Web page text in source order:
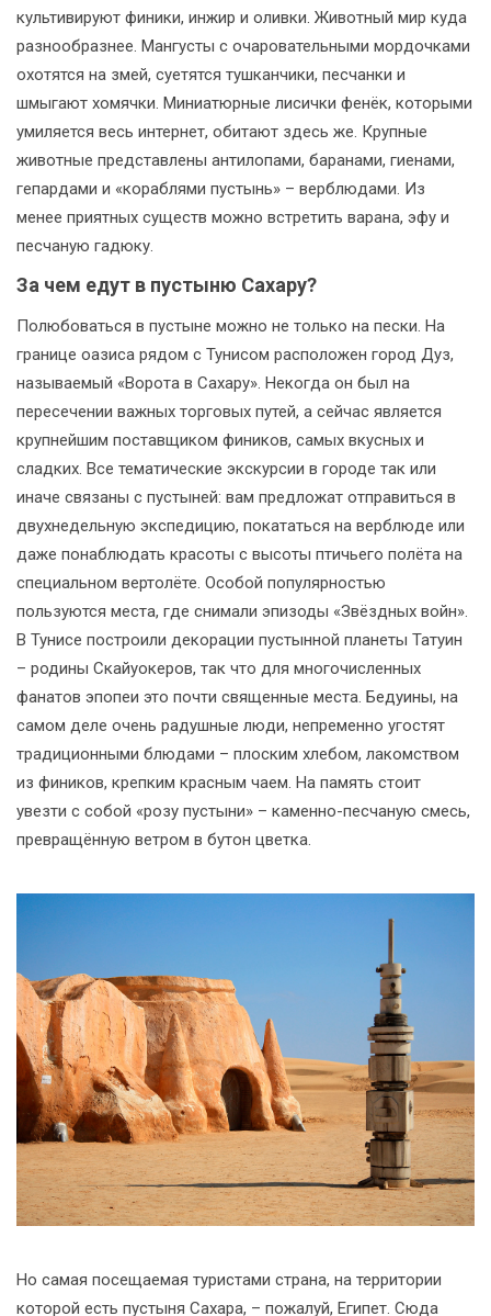
культивируют финики, инжир и оливки. Животный мир куда
разнообразнее. Мангусты с очаровательными мордочками
охотятся на змей, суетятся тушканчики, песчанки и
шмыгают хомячки. Миниатюрные лисички фенёк, которыми
умиляется весь интернет, обитают здесь же. Крупные
животные представлены антилопами, баранами, гиенами,
гепардами и «кораблями пустынь» – верблюдами. Из
менее приятных существ можно встретить варана, эфу и
песчаную гадюку.
За чем едут в пустыню Сахару?
Полюбоваться в пустыне можно не только на пески. На
границе оазиса рядом с Тунисом расположен город Дуз,
называемый «Ворота в Сахару». Некогда он был на
пересечении важных торговых путей, а сейчас является
крупнейшим поставщиком фиников, самых вкусных и
сладких. Все тематические экскурсии в городе так или
иначе связаны с пустыней: вам предложат отправиться в
двухнедельную экспедицию, покататься на верблюде или
даже понаблюдать красоты с высоты птичьего полёта на
специальном вертолёте. Особой популярностью
пользуются места, где снимали эпизоды «Звёздных войн».
В Тунисе построили декорации пустынной планеты Татуин
– родины Скайуокеров, так что для многочисленных
фанатов эпопеи это почти священные места. Бедуины, на
самом деле очень радушные люди, непременно угостят
традиционными блюдами – плоским хлебом, лакомством
из фиников, крепким красным чаем. На память стоит
увезти с собой «розу пустыни» – каменно-песчаную смесь,
превращённую ветром в бутон цветка.
Но самая посещаемая туристами страна, на территории
которой есть пустыня Сахара, – пожалуй, Египет. Сюда